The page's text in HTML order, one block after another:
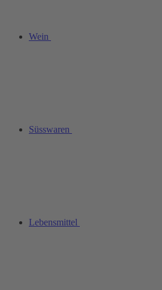
Wein
Süsswaren
Lebensmittel